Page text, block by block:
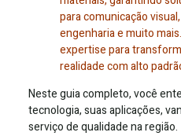
para comunicação
engenharia e muito
expertise para
realidade com alto
Neste guia completo, você
tecnologia, suas aplicações,
serviço de qualidade na região.